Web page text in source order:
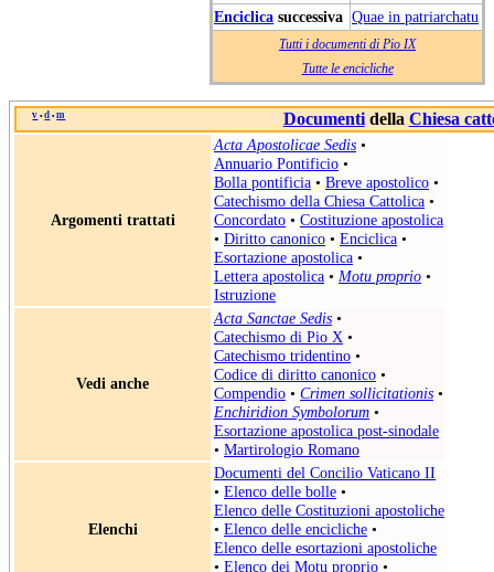
Enciclica successiva Quae in patriarchatu
Tutti i documenti di Pio IX
Tutte le encicliche
v • d • m Documentidella Chiesa
Argomenti trattati
Acta Apostolicae Sedis •
Annuario Pontificio •
Bolla pontificia • Breve apostolico •
Catechismo della Chiesa Cattolica •
Concordato • Costituzione apostolica
• Diritto canonico • Enciclica •
Esortazione apostolica •
Lettera apostolica • Motu proprio •
Istruzione
Vedi anche
Acta Sanctae Sedis •
Catechismo di Pio X •
Catechismo tridentino •
Codice di diritto canonico •
Compendio • Crimen sollicitationis •
Enchiridion Symbolorum •
Esortazione apostolica post-sinodale
• Martirologio Romano
Elenchi
Documenti del Concilio Vaticano II
• Elenco delle bolle •
Elenco delle Costituzioni apostoliche
• Elenco delle encicliche •
Elenco delle esortazioni apostoliche
• Elenco dei Motu proprio •